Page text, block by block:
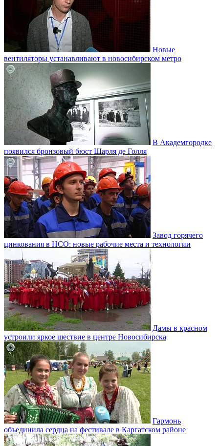
Новые
вентиляторы устанавливают в новосибирском метро
В Академгородке
появился бронзовый бюст Шарля де Голля
Завод горячего
цинкования в НСО: новые рабочие места и технологии
Дамы в красном
устроили яркое шествие в центре Новосибирска
Гармонь
объединила сердца на фестивале в Каргатском районе